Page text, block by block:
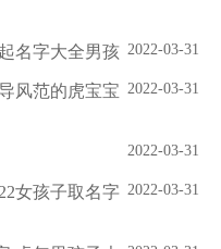
2022-03-31
名字大全男孩
2022-03-31
风范的虎宝宝
2022-03-31
2022-03-31
女孩子取名字